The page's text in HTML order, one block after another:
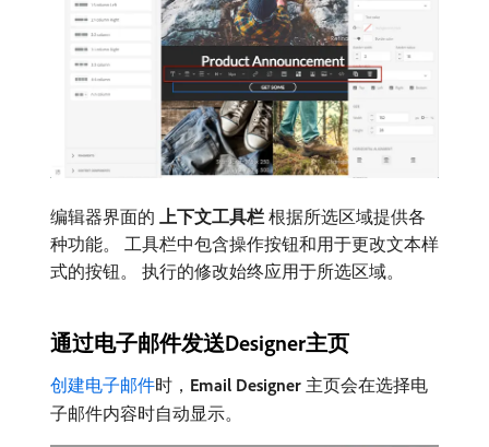
编辑器界面的​ 上下文工具栏 ​根据所选区域提供各
种功能。 工具栏中包含操作按钮和用于更改文本样
式的按钮。 执行的修改始终应用于所选区域。
通过电子邮件发送Designer主页
创建电子邮件时， Email Designer 主页会在选择电
子邮件内容时自动显示。